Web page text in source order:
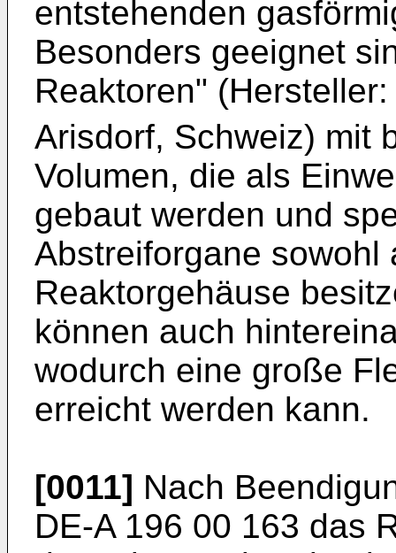
entstehenden
Besonders geeignet
Reaktoren"
Arisdorf, Schweiz) mit
Volumen, die als
gebaut werden und
Abstreiforgane sowohl
Reaktorgehäuse
können auch
wodurch eine große
erreicht werden kann.
[0011] Nach
DE-A 196 00 163 das